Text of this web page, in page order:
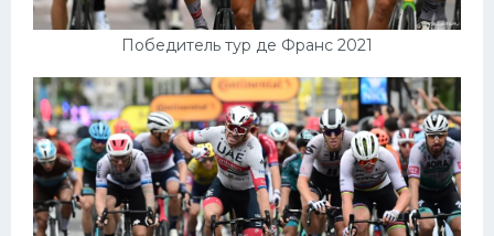
Победитель тур де Франс 2021